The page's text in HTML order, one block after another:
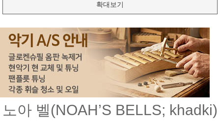
확대보기
노아 벨(NOAH’S BELLS; khadki)